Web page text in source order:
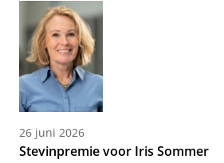
26 juni 2026
Stevinpremie voor Iris Sommer